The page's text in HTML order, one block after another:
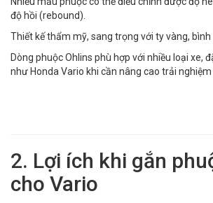
độ hồi (rebound).
Thiết kế thẩm mỹ, sang trọng với ty vàng, bình
Dòng phuộc Ohlins phù hợp với nhiều loại xe,
như Honda Vario khi cần nâng cao trải nghiệm
2. Lợi ích khi gắn
cho Vario